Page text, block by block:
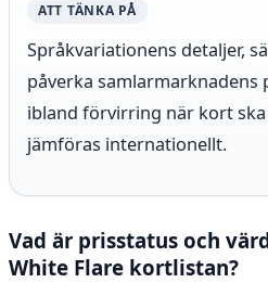
ATT TÄNKA PÅ
Språkvariationens detaljer,
påverka samlarmarknadens
ibland förvirring när kort
jämföras internationellt.
Vad är prisstatus och
White Flare kortlistan?